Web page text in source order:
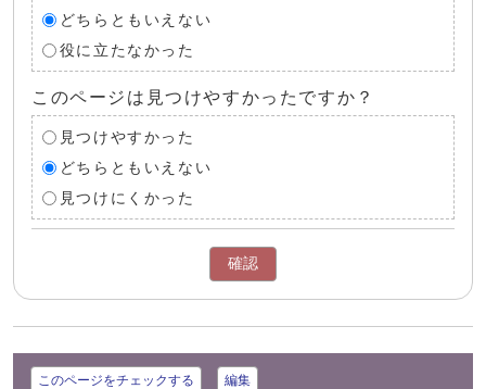
どちらともいえない
役に立たなかった
このページは見つけやすかったですか？
見つけやすかった
どちらともいえない
見つけにくかった
確認
このページをチェックする 編集